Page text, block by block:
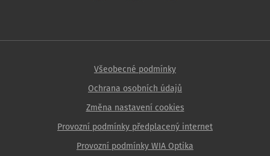
Všeobecné podmínky
Ochrana osobních údajů
Změna nastavení cookies
Provozní podmínky předplacený internet
Provozní podmínky WIA Optika